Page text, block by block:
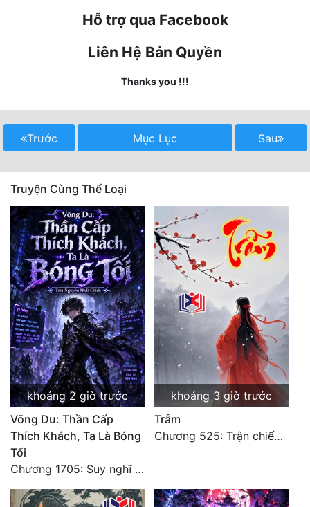
Kỳ Ảo
Linh Dị
Lịch Sử
Mưu Mô
Mạt Thế
Mỹ Thực
Ngôn Tình
Ngược
Nữ Cường
Nữ Phụ
Phong Thủy - Tâm Linh
Phương Tây
Phản Phái
Quan Trường
Hỗ trợ qua Facebook
Liên Hệ Bản Quyền
Thanks you !!!
Trước Mục Lục Sau
Truyện Cùng Thể Loại
khoảng 2 giờ trước
Võng Du: Thần Cấp
Thích Khách, Ta Là Bóng
Tối
Chương 1705: Suy nghĩ sinh tồn của Vô Danh Tuyết!
khoảng 3 giờ trước
Trẫm
Chương 525: Trận chiến tấn công phòng thủ Macao (2)